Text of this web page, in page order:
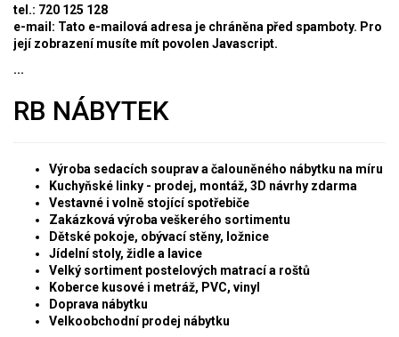
tel.: 720 125 128
e-mail: Tato e-mailová adresa je chráněna před spamboty. Pro
její zobrazení musíte mít povolen Javascript.
...
RB NÁBYTEK
Výroba sedacích souprav a čalouněného nábytku na míru
Kuchyňské linky - prodej, montáž, 3D návrhy zdarma
Vestavné i volně stojící spotřebiče
Zakázková výroba veškerého sortimentu
Dětské pokoje, obývací stěny, ložnice
Jídelní stoly, židle a lavice
Velký sortiment postelových matrací a roštů
Koberce kusové i metráž, PVC, vinyl
Doprava nábytku
Velkoobchodní prodej nábytku